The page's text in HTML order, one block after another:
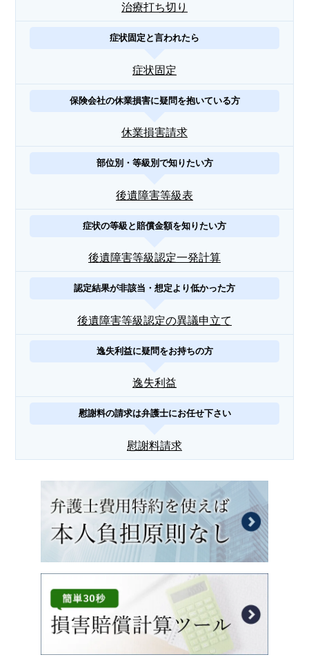
治療打ち切り
症状固定と言われたら
症状固定
保険会社の休業損害に疑問を抱いている方
休業損害請求
部位別・等級別で知りたい方
後遺障害等級表
症状の等級と賠償金額を知りたい方
後遺障害等級認定一発計算
認定結果が非該当・想定より低かった方
後遺障害等級認定の異議申立て
逸失利益に疑問をお持ちの方
逸失利益
慰謝料の請求は弁護士にお任せ下さい
慰謝料請求